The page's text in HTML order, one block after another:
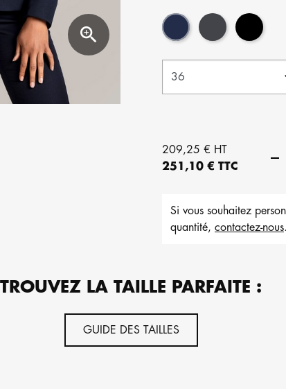

Marine Gris Noir
209,25 € HT
251,10 € TTC
Si vous souhaitez
quantité, contactez-nous.
TROUVEZ LA TAILLE PARFAITE :
GUIDE DES TAILLES